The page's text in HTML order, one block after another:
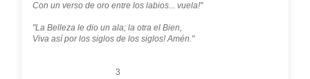
Con un verso de oro entre los labios... vuela!"
"La Belleza le dio un ala; la otra el Bien,
Viva así por los siglos de los siglos! Amén."
3